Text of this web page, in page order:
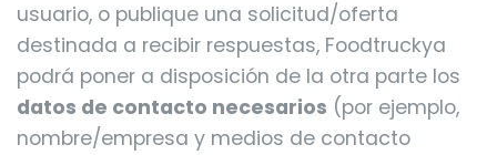
usuario, o publique una solicitud/oferta
destinada a recibir respuestas, Foodtruckya
podrá poner a disposición de la otra parte los
datos de contacto necesarios (por ejemplo,
nombre/empresa y medios de contacto